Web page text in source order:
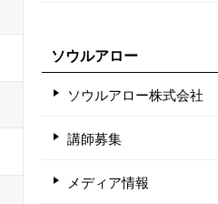
ソウルアロー
ソウルアロー株式会社
講師募集
メディア情報